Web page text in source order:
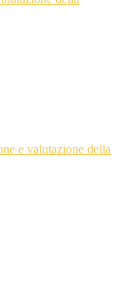
e valutazione della